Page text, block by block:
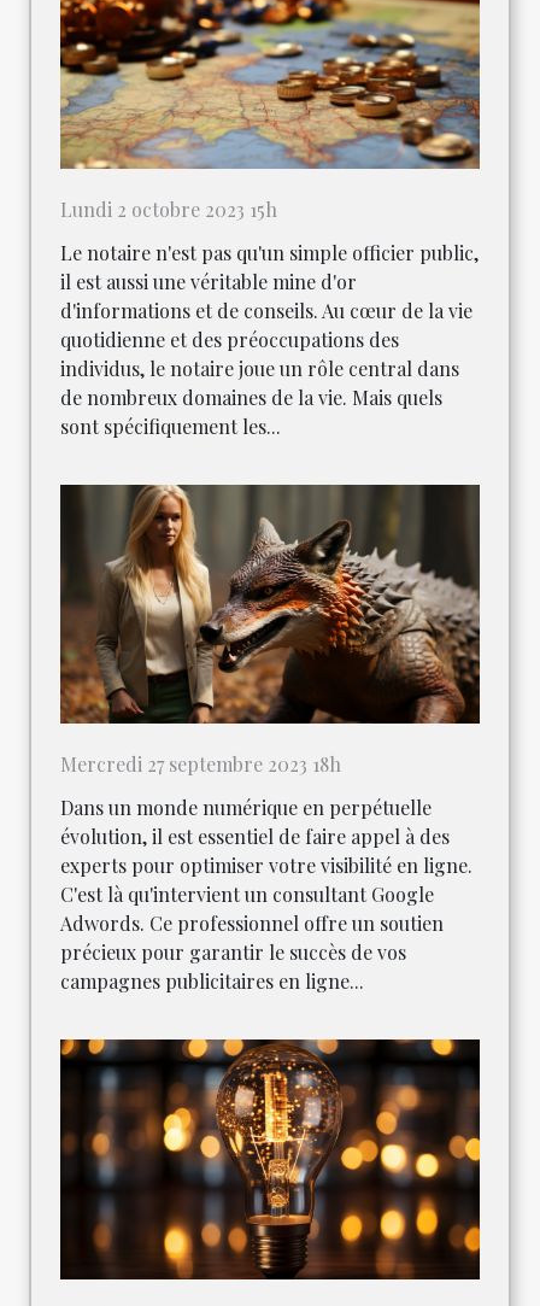
Lundi 2 octobre 2023 15h
Le notaire n'est pas qu'un simple officier public,
il est aussi une véritable mine d'or
d'informations et de conseils. Au cœur de la vie
quotidienne et des préoccupations des
individus, le notaire joue un rôle central dans
de nombreux domaines de la vie. Mais quels
sont spécifiquement les...
Mercredi 27 septembre 2023 18h
Dans un monde numérique en perpétuelle
évolution, il est essentiel de faire appel à des
experts pour optimiser votre visibilité en ligne.
C'est là qu'intervient un consultant Google
Adwords. Ce professionnel offre un soutien
précieux pour garantir le succès de vos
campagnes publicitaires en ligne...